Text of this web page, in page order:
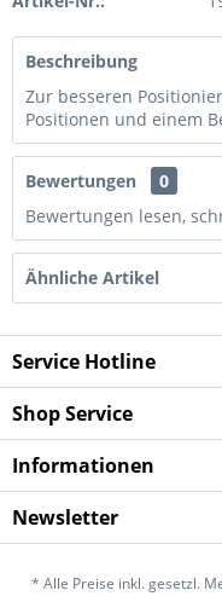
Beschreibung
Zur besseren
Positionen und einem
Bewertungen
0
Bewertungen lesen,
Ähnliche Artikel
Service Hotline
Shop Service
Informationen
Newsletter
* Alle Preise inkl. gesetzl.